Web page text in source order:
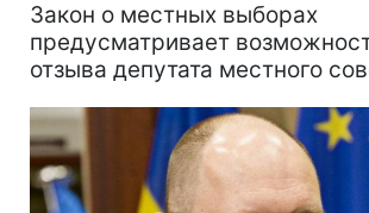
Закон о местных выборах
предусматривает
отзыва депутата местного